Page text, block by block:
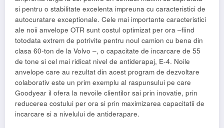
si pentru o stabilitate excelenta impreuna cu caracteristici de
autocuratare exceptionale. Cele mai importante caracteristici
ale noii anvelope OTR sunt costul optimizat per ora –fiind
totodata extrem de potrivite pentru noul camion cu bena din
clasa 60-ton de la Volvo –, o capacitate de incarcare de 55
de tone si cel mai ridicat nivel de antiderapaj, E-4. Noile
anvelope care au rezultat din acest program de dezvoltare
colaborativ este un prim exemplu al raspunsului pe care
Goodyear il ofera la nevoile clientilor sai prin inovatie, prin
reducerea costului per ora si prin maximizarea capacitatii de
incarcare si a nivelului de antiderapare.